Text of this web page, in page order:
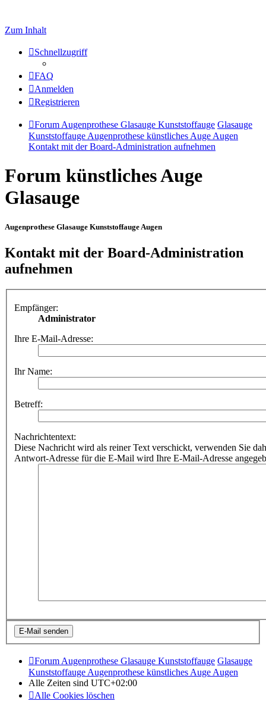
Zum Inhalt
Schnellzugriff
FAQ
Anmelden
Registrieren
Forum Augenprothese Glasauge Kunststoffauge Glasauge
Kunststoffauge Augenprothese künstliches Auge Augen
Kontakt mit der Board-Administration aufnehmen
Forum künstliches Auge
Glasauge
Augenprothese Glasauge Kunststoffauge Augen
Kontakt mit der Board-Administration
aufnehmen
Empfänger:
Administrator
Ihre E-Mail-Adresse:
Ihr Name:
Betreff:
Nachrichtentext:
Diese Nachricht wird als reiner Text verschickt, verwenden Sie
Antwort-Adresse für die E-Mail wird Ihre E-Mail-Adresse
Forum Augenprothese Glasauge Kunststoffauge Glasauge
Kunststoffauge Augenprothese künstliches Auge Augen
Alle Zeiten sind UTC+02:00
Alle Cookies löschen